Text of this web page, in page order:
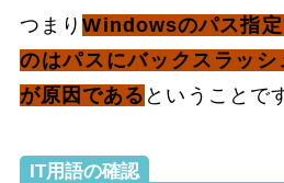
つまりWindowsのパス指
のはパスにバックスラッシ
が原因である ということで
IT用語の確認